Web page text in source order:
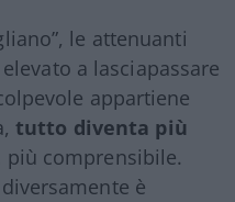
le attenuanti
a lasciapassare
appartiene
tutto diventa più
più comprensibile.
è